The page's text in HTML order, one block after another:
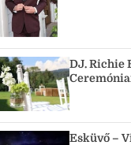
DJ. Richie
Esküvő –